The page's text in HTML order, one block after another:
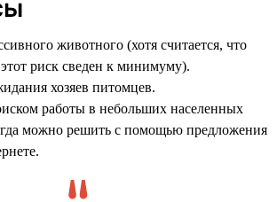
животного (хотя считается, что
риск сведен к минимуму).
хозяев питомцев.
работы в небольших населенных
можно решить с помощью предложения